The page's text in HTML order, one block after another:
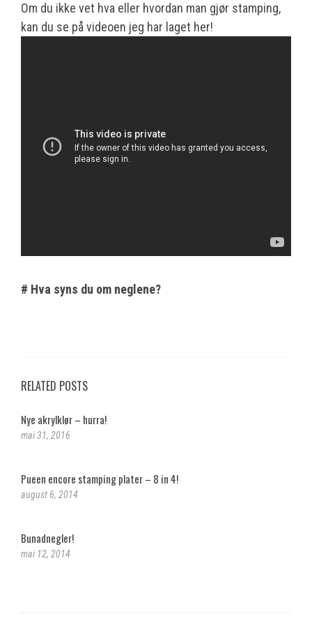
Om du ikke vet hva eller hvordan man gjør stamping,
kan du se på videoen jeg har laget her!
# Hva syns du om neglene?
RELATED POSTS
Nye akrylklør – hurra!
mai 31, 2016
Pueen encore stamping plater – 8 in 4!
august 6, 2014
Bunadnegler!
mai 12, 2014